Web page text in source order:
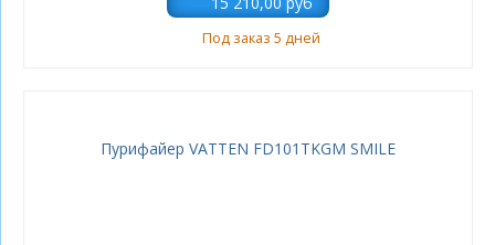
Под заказ 5 дней
Пурифайер VATTEN FD101TKGM SMILЕ